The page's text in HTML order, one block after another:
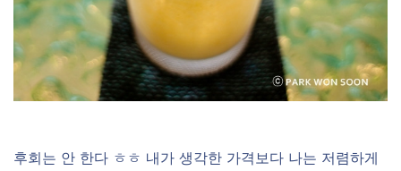
후회는 안 한다 ㅎㅎ 내가 생각한 가격보다 나는 저렴하게